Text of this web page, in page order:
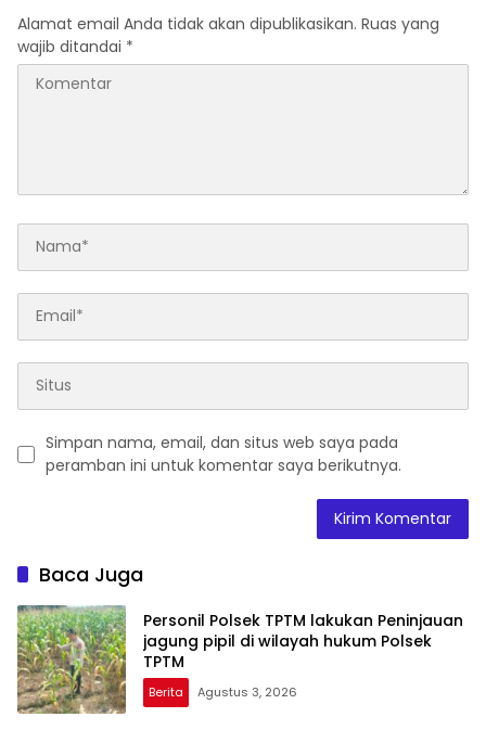
cepat turun langsung
meninjau kelapangan
Alamat email Anda tidak akan dipublikasikan. Ruas yang
wajib ditandai *
Simpan nama, email, dan situs web saya pada
peramban ini untuk komentar saya berikutnya.
Baca Juga
Personil Polsek TPTM lakukan Peninjauan
jagung pipil di wilayah hukum Polsek
TPTM
Berita Agustus 3, 2026